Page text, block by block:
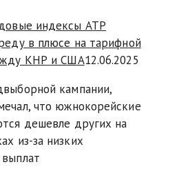
индексы АТР
в плюсе на тарифной
КНР и США12.06.2025
кампании,
что южнокорейские
дешевле других на
из-за низких